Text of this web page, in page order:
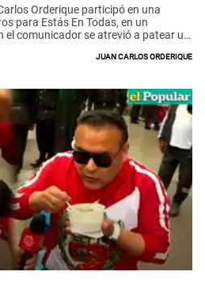
Orderique participó en una
para Estás En Todas, en un
el comunicador se atrevió a patear un
el accidente volvió a patear y
Juan Carlos Orderique